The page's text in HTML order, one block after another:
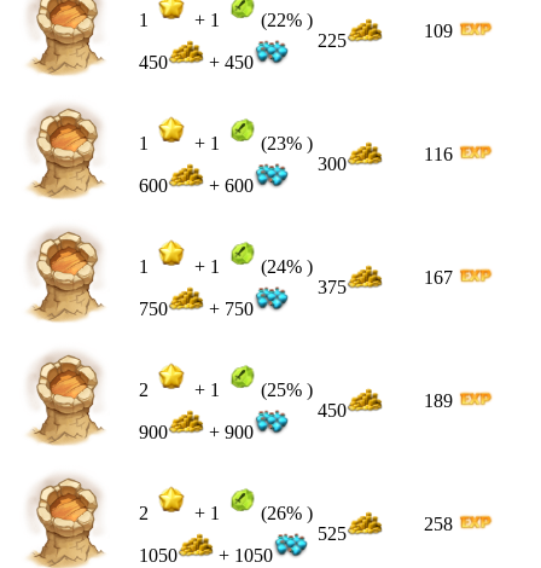
1 + 1 (22% )
450 + 450
225 109
1 + 1 (23% )
600 + 600
300 116
1 + 1 (24% )
750 + 750
375 167
2 + 1 (25% )
900 + 900
450 189
2 + 1 (26% )
1050 + 1050
525 258